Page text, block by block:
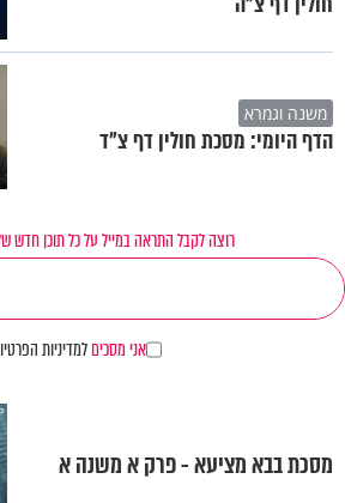
משנה וגמרא
הדף היומי: מסכת חולין דף צ"ד
רוצה לקבל התראה במייל על כל תוכן חדש
אני מסכיםלמדיניות
מסכת בבא מציעא - פרק א משנה א